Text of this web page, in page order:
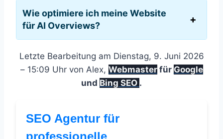
Wie optimiere ich meine Website
für AI Overviews?
Letzte Bearbeitung am Dienstag, 9. Juni 2026
– 15:09 Uhr von Alex, Webmasterfür Google
und Bing SEO .
SEO Agentur für
professionelle